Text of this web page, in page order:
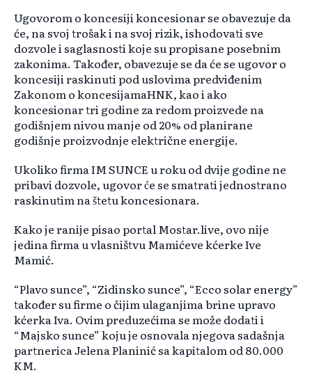
Ugovorom o koncesiji koncesionar se obavezuje da
će, na svoj trošak i na svoj rizik, ishodovati sve
dozvole i saglasnosti koje su propisane posebnim
zakonima. Također, obavezuje se da će se ugovor o
koncesiji raskinuti pod uslovima predviđenim
Zakonom o koncesijamaHNK, kao i ako
koncesionar tri godine za redom proizvede na
godišnjem nivou manje od 20% od planirane
godišnje proizvodnje električne energije.
Ukoliko firma IM SUNCE u roku od dvije godine ne
pribavi dozvole, ugovor će se smatrati jednostrano
raskinutim na štetu koncesionara.
Kako je ranije pisao portal Mostar.live, ovo nije
jedina firma u vlasništvu Mamićeve kćerke Ive
Mamić.
“Plavo sunce”, “Zidinsko sunce”, “Ecco solar energy”
također su firme o čijim ulaganjima brine upravo
kćerka Iva. Ovim preduzećima se može dodati i
“Majsko sunce” koju je osnovala njegova sadašnja
partnerica Jelena Planinić sa kapitalom od 80.000
KM.